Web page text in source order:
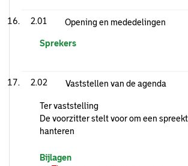
2.01 Opening en mededelingen
Sprekers
2.02 Vaststellen van de agenda
Ter vaststelling
De voorzitter stelt voor om een
hanteren
Bijlagen